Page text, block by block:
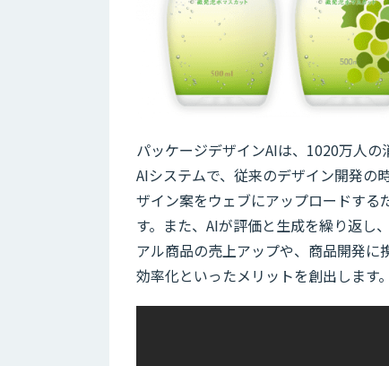
パッケージデザインAIは、1020万人
AIシステムで、従来のデザイン開発の
ザイン案をウェブにアップロードする
す。また、AIが評価と生成を繰り返し
アル商品の売上アップや、商品開発
効率化といったメリットを創出します。